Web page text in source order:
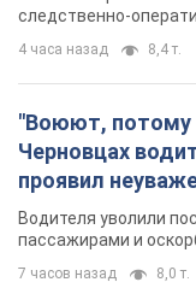
следственно-
4 часа назад 8,4 т.
"Воюют, потому
Черновцах
проявил
военным и
Видео
Водителя уволили
пассажирами и
7 часов назад 8,0 т.